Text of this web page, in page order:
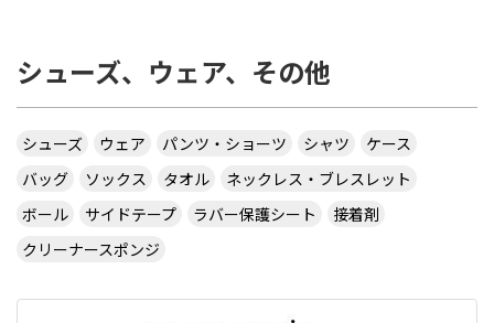
シューズ、ウェア、その他
シューズ ウェア パンツ・ショーツ シャツ
ケース
バッグ
ソックス タオル
ネックレス・ブレスレット
ボール
サイドテープ ラバー保護シート
接着剤
クリーナースポンジ